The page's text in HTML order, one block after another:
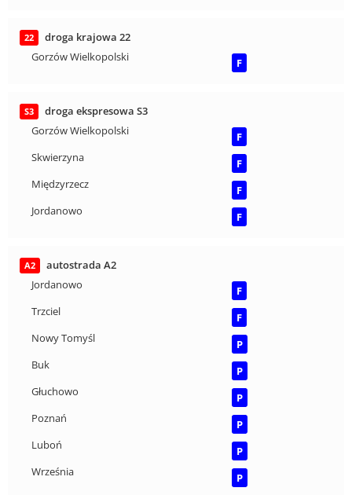
22
droga krajowa 22
Gorzów Wielkopolski
F
S3
droga ekspresowa S3
Gorzów Wielkopolski
F
Skwierzyna
F
Międzyrzecz
F
Jordanowo
F
A2
autostrada A2
Jordanowo
F
Trzciel
F
Nowy Tomyśl
P
Buk
P
Głuchowo
P
Poznań
P
Luboń
P
Września
P